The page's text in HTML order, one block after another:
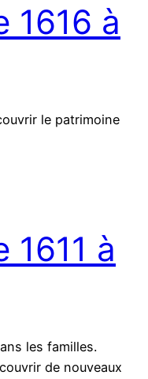
1616 à
le patrimoine
1611 à
les familles.
de nouveaux